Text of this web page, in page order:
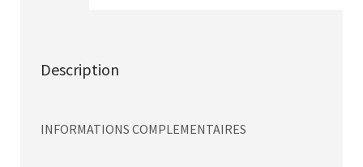
Description
INFORMATIONS COMPLEMENTAIRES